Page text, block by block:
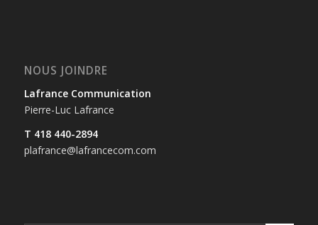
NOUS JOINDRE
Lafrance Communication
Pierre-Luc Lafrance
T 418 440-2894
plafrance@lafrancecom.com